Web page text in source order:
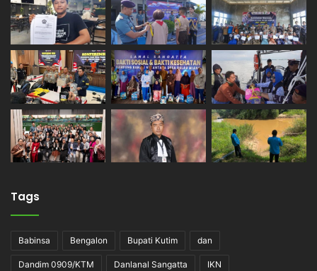
Tags
Babinsa Bengalon Bupati Kutim dan
Dandim 0909/KTM Danlanal Sangatta IKN